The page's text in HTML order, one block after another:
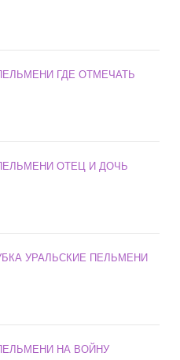
ГДЕ ОТМЕЧАТЬ
ОТЕЦ И ДОЧЬ
УРАЛЬСКИЕ ПЕЛЬМЕНИ
НА ВОЙНУ